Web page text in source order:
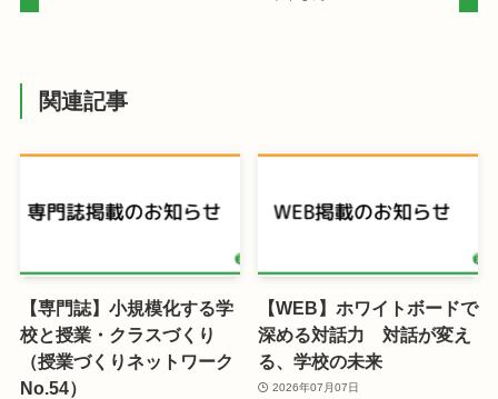
関連記事
【専門誌】小規模化する学
校と授業・クラスづくり
（授業づくりネットワーク
No.54）
【WEB】ホワイトボードで
深める対話力 対話が変え
る、学校の未来
2026年07月07日